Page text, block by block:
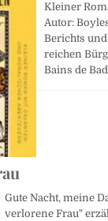
Kleiner
Autor:
Berichts
reichen
Bains de
Gute Nacht, meine
verlorene Frau"